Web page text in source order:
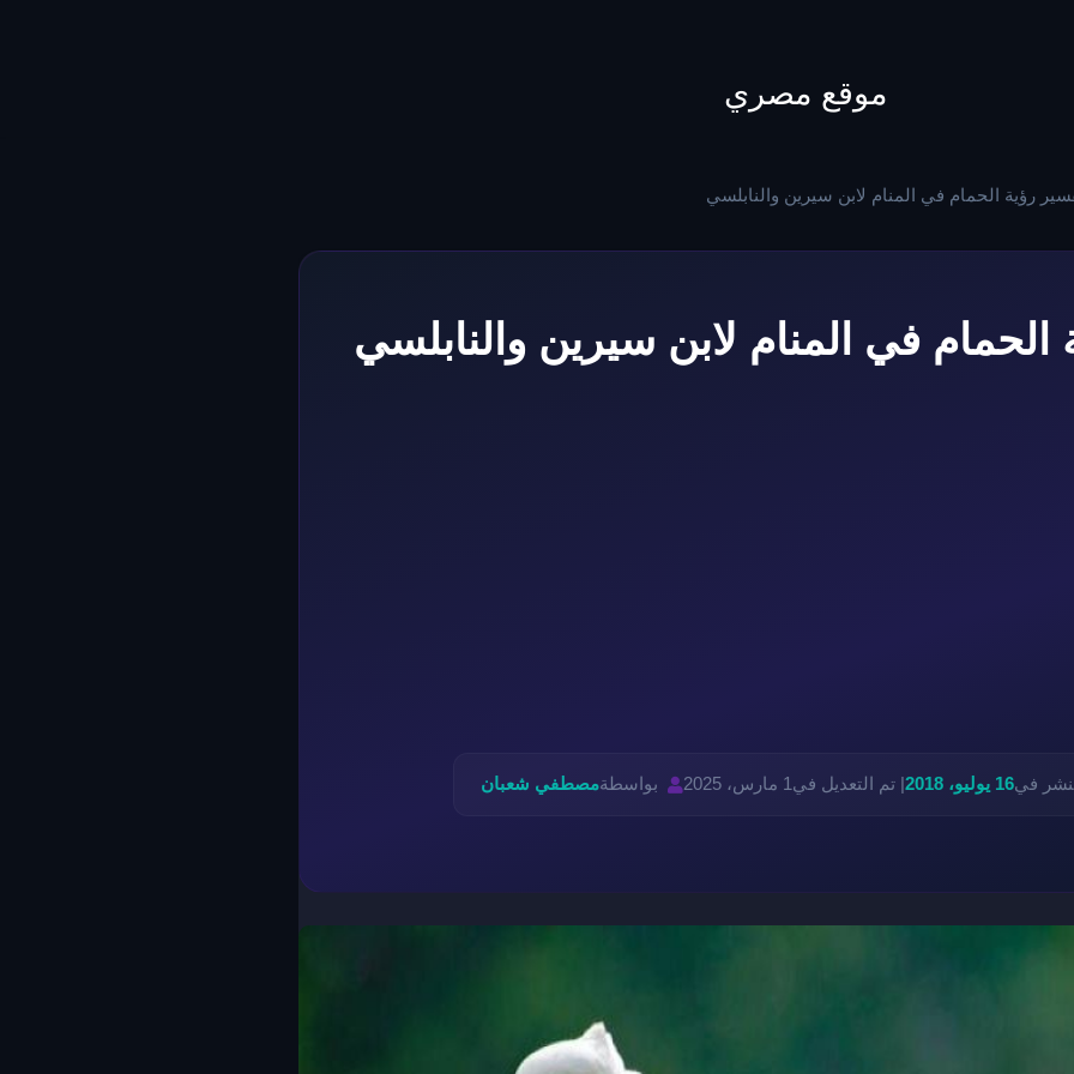
موقع مصري
رؤية الحمام في المنام لابن سيرين والنابلسي
الحمام في المنام لابن سيرين والنابلسي
في16 يوليو، 2018 | تم التعديل في 1 مارس، 2025 بواسطةمصطفي شعبان